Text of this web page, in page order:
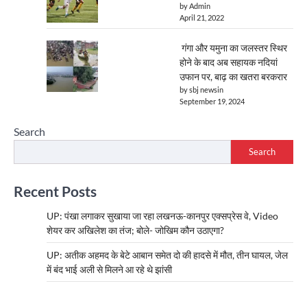
by Admin
April 21, 2022
गंगा और यमुना का जलस्तर स्थिर
होने के बाद अब सहायक नदियां
उफान पर, बाढ़ का खतरा बरकरार
by sbj newsin
September 19, 2024
Search
Search
Recent Posts
UP: पंखा लगाकर सुखाया जा रहा लखनऊ-कानपुर एक्सप्रेस वे, Video
शेयर कर अखिलेश का तंज; बोले- जोखिम कौन उठाएगा?
UP: अतीक अहमद के बेटे आबान समेत दो की हादसे में मौत, तीन घायल, जेल
में बंद भाई अली से मिलने आ रहे थे झांसी